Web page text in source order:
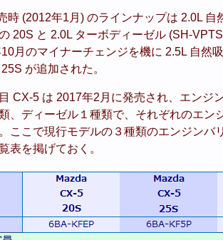
時 (2012年1月) のラインナップは 2.0L
20S と 2.0L ターボディーゼル (SH-
月のマイナーチェンジを機に 2.5L 自然
が追加された。
CX-5 は 2017年2月に発売され、エンジ
、ディーゼル１種類で、それぞれのエン
ここで現行モデルの３種類のエンジンバ
表を掲げておく。